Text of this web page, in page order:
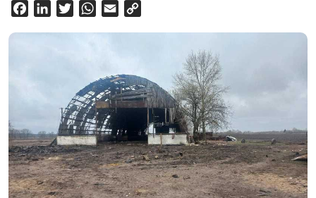
FacebookLinkedInTwitterWhatsApp
Email